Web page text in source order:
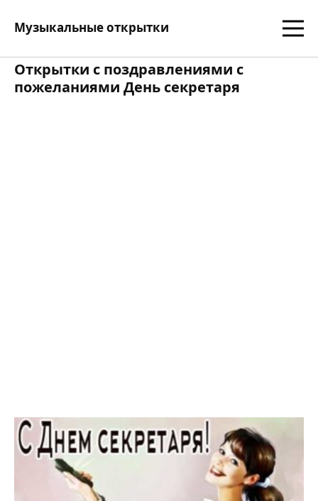
Музыкальные открытки
Открытки с поздравлениями с
пожеланиями День секретаря